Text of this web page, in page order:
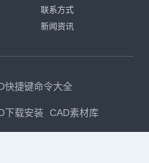
联系方式
新闻资讯
快捷键命令大全
下载安装 CAD素材库